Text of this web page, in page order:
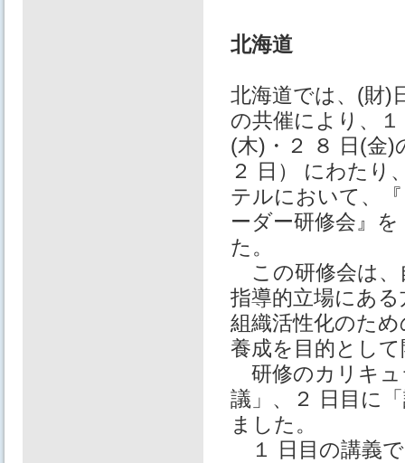
北海道
北海道では、(財)
の共催により、
(⽊)・２ ８ ⽇(⾦)
２ ⽇） にわたり
テルにおいて、
ーダー研修会』
た。
この研修会は、
指導的⽴場にあ
組織活性化のた
養成を目的とし
研修のカリキュ
議」、２ ⽇目に
ました。
１ ⽇目の講義